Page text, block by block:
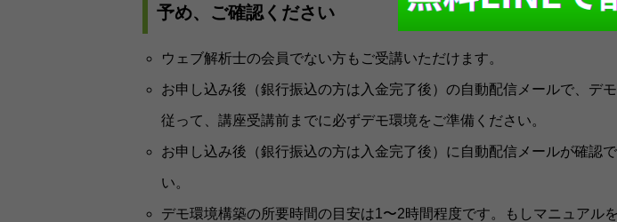
予め、ご確認ください
ウェブ解析士の会員でない方もご受講いただけます。
お申し込み後（銀行振込の方は入金完了後）の自動配信メールで、デ
従って、講座受講前までに必ずデモ環境をご準備ください。
お申し込み後（銀行振込の方は入金完了後）に自動配信メールが確認
い。
デモ環境構築の所要時間の目安は1〜2時間程度です。もしマニュア